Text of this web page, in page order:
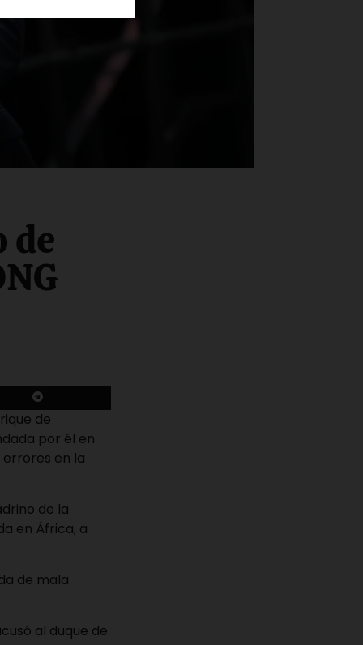
de
de
por él en
en la
de la
en África, a
de mala
al duque de